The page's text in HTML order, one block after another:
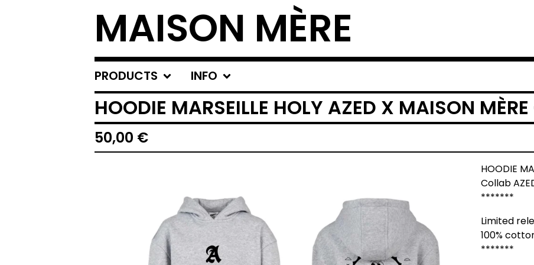
MAISON MÈRE
PRODUCTS INFO
HOODIE MARSEILLE HOLY AZED X MAISON MÈRE
50,00 €
HOODIE
Collab
*******
Limited
100%
*******